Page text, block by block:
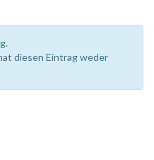
diesen Eintrag weder